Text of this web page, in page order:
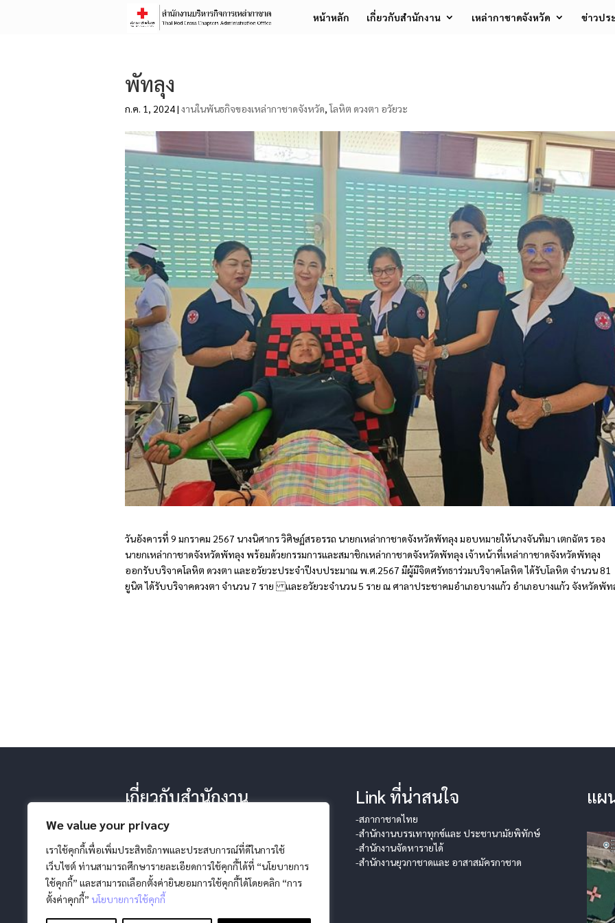
We value your privacy
เราใช้คุกกี้เพื่อเพิ่มประสิทธิภาพและประสบการณ์ที่ดีในการใช้
เว็บไซต์ ท่านสามารถศึกษารายละเอียดการใช้คุกกี้ได้ที่ “นโยบายการ
ใช้คุกกี้” และสามารถเลือกตั้งค่ายินยอมการใช้คุกกี้ได้โดยคลิก “การ
ตั้งค่าคุกกี้” นโยบายการใช้คุกกี้
หน้าหลัก เกี่ยวกับสำนักงาน เหล่ากาชาดจังหวัด ข่าวปร
พัทลุง
ก.ค. 1, 2024| งานในพันธกิจของเหล่ากาชาดจังหวัด,โลหิต ดวงตา อวัยวะ
วันอังคารที่ 9 มกราคม 2567 นางนิศากร วิศิษฏ์สรอรรถ นายกเหล่ากาชาดจังหวัดพัทลุง มอบหมายให้นางจันทิมา เตกฉัตร รอง
นายกเหล่ากาชาดจังหวัดพัทลุง พร้อมด้วยกรรมการและสมาชิกเหล่ากาชาดจังหวัดพัทลุง เจ้าหน้าที่เหล่ากาชาดจังหวัดพัทลุง
ออกรับบริจาคโลหิต ดวงตา และอวัยวะประจำปีงบประมาณ พ.ศ.2567 มีผู้มีจิตศรัทธาร่วมบริจาคโลหิต ได้รับโลหิต จำนวน 81
ยูนิต ได้รับบริจาคดวงตา จำนวน 7 ราย และอวัยวะจำนวน 5 ราย ณ ศาลาประชาคมอำเภอบางแก้ว อำเภอบางแก้ว จังหวัดพัท
เกี่ยวกับสำนักงาน
-โครงสร้างสำนักงาน
-วิสัยทัศน์ พันธกิจ
Link ที่น่าสนใจ
-สภากาชาดไทย
-สำนักงานบรรเทาทุกข์และ ประชานามัยพิทักษ์
-สำนักงานจัดหารายได้
-สำนักงานยุวกาชาดและ อาสาสมัครกาชาด
แผ